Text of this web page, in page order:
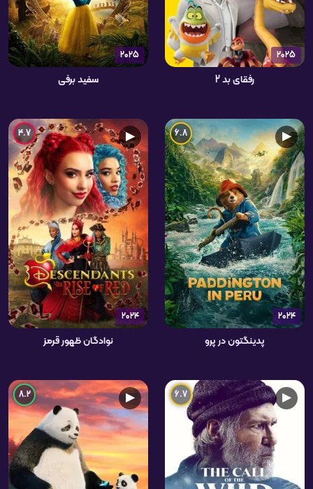
2025
رفقای بد 2
2025
سفید برفی
2024
▶
6.8
پدینگتون در پرو
2024
▶
4.7
نوادگان ظهور قرمز
▶
6.7
▶
8.2